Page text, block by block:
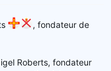
, fondateur de
Roberts, fondateur